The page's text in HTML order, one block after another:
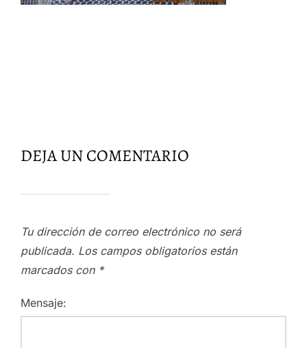
DEJA UN COMENTARIO
Tu dirección de correo electrónico no será
publicada. Los campos obligatorios están
marcados con *
Mensaje: